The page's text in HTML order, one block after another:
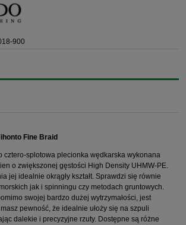
900
Fine Braid
cztero-splotowa plecionka wędkarska wykonana
o zwiększonej gęstości High Density UHMW-PE.
jej idealnie okrągły kształt. Sprawdzi się równie
jak i spinningu czy metodach gruntowych.
swojej bardzo dużej wytrzymałości, jest
pewność, że idealnie ułoży się na szpuli
dalekie i precyzyjne rzuty. Dostępne są różne